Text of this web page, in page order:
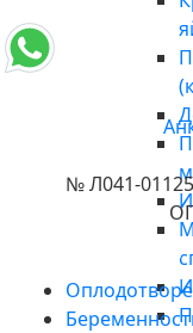
№ Л041-